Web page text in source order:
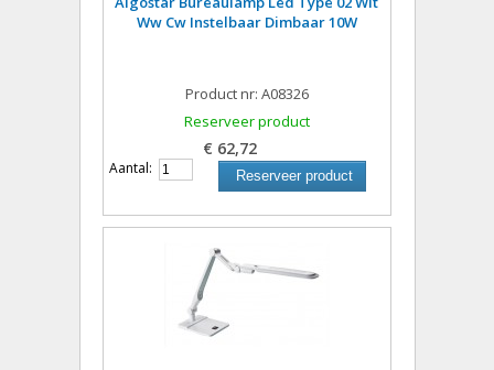
Ww Cw Instelbaar Dimbaar 10W
Product nr: A08326
Reserveer product
€ 62,72
Aantal: Reserveer product